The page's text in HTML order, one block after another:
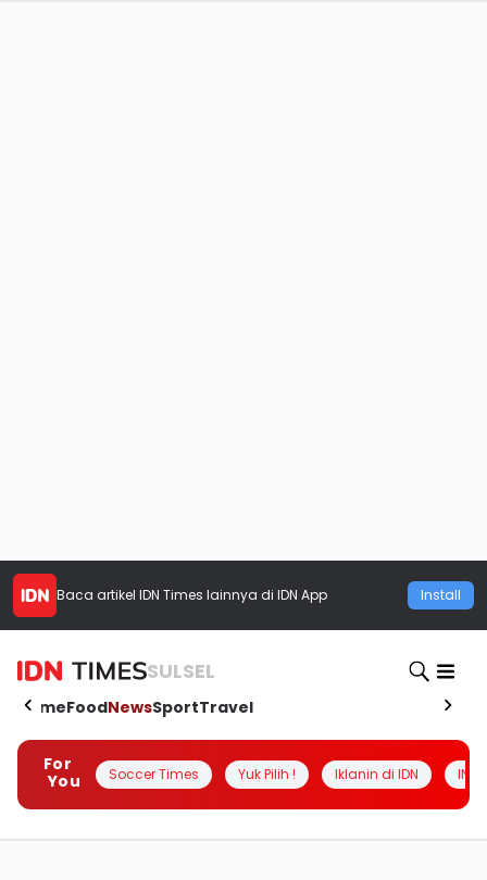
Baca artikel IDN Times lainnya di IDN App Install
SULSEL
HomeFoodNewsSportTravel
For
You
Soccer Times Yuk Pilih ! Iklanin di IDN